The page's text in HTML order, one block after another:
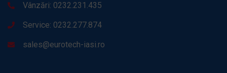
Vânzări: 0232.231.435
Service: 0232.277.874
sales@eurotech-iasi.ro